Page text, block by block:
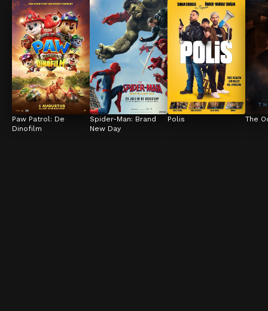
Paw Patrol: De
Dinofilm
Spider-Man: Brand
New Day
Polis The